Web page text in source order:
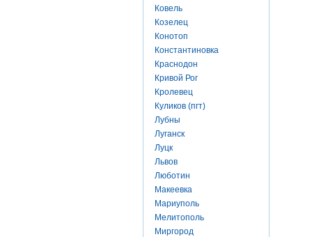
Ковель
Козелец
Конотоп
Константиновка
Краснодон
Кривой Рог
Кролевец
Куликов (пгт)
Лубны
Луганск
Луцк
Львов
Люботин
Макеевка
Мариуполь
Мелитополь
Миргород